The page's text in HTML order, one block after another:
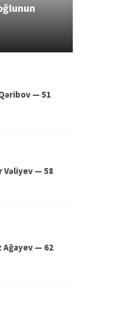
— 51
Vəliyev — 58
Ağayev — 62